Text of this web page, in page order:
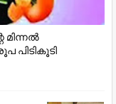
മിന്നല്‍
പിടികൂടി